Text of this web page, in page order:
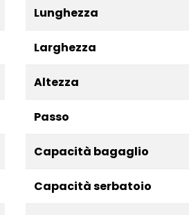
Lunghezza
Larghezza
Altezza
Passo
Capacità bagaglio
Capacità serbatoio